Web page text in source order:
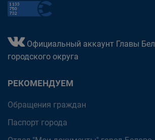
Официальный аккаунт Главы
городского округа
РЕКОМЕНДУЕМ
Обращения граждан
Паспорт города